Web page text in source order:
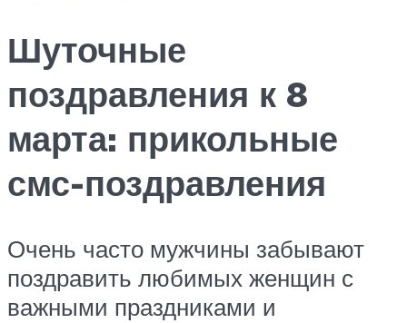
Шуточные
поздравления к 8
марта: прикольные
смс-поздравления
Очень часто мужчины забывают
поздравить любимых женщин с
важными праздниками и